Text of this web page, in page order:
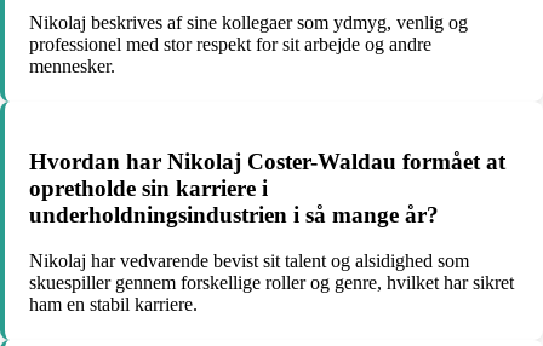
Nikolaj beskrives af sine kollegaer som ydmyg, venlig og
professionel med stor respekt for sit arbejde og andre
mennesker.
Hvordan har Nikolaj Coster-Waldau formået at
opretholde sin karriere i
underholdningsindustrien i så mange år?
Nikolaj har vedvarende bevist sit talent og alsidighed som
skuespiller gennem forskellige roller og genre, hvilket har sikret
ham en stabil karriere.